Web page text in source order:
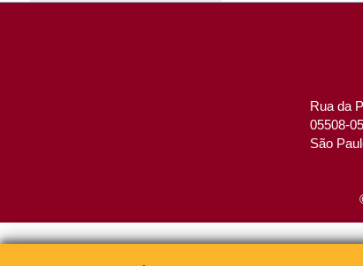
Rua da
05508-
São